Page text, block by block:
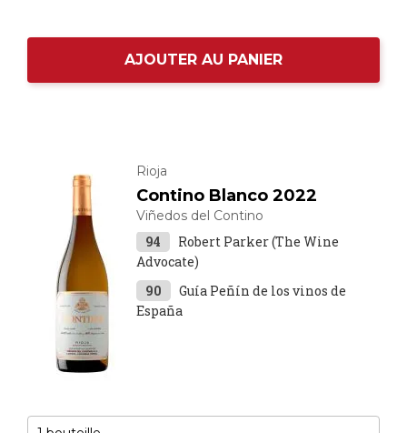
AJOUTER AU PANIER
Rioja
Contino Blanco 2022
Viñedos del Contino
94
Robert Parker (The Wine
Advocate)
90
Guía Peñín de los vinos de
España